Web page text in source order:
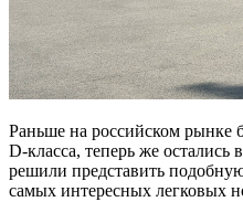
Раньше на российском рынке
D-класса, теперь же
решили представить
самых интересных легковых